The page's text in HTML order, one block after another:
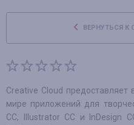
ВЕРНУТЬСЯ К
Creative Cloud
мире приложений для
CC, Illustrator CC и InDesign